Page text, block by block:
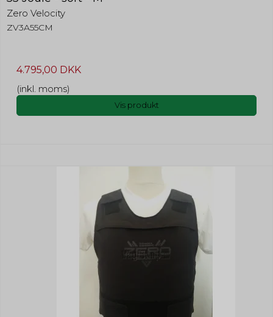
Zero Velocity
ZV3A55CM
4.795,00 DKK
(inkl. moms)
Vis produkt